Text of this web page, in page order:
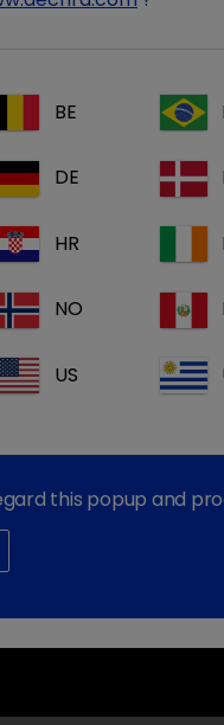
BE
DE
HR
NO
US
this popup and